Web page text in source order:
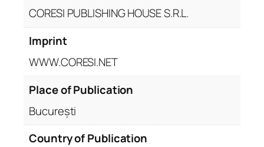
CORESI PUBLISHING HOUSE S.R.L.
Imprint
WWW.CORESI.NET
Place of Publication
București
Country of Publication